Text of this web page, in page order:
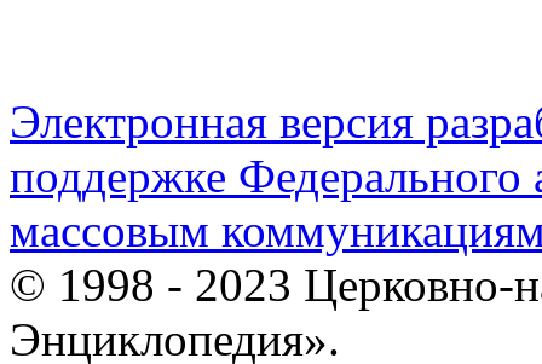
Электронная версия
поддержке Федерального
массовым
© 1998 - 2023 Церковно-
Энциклопедия».